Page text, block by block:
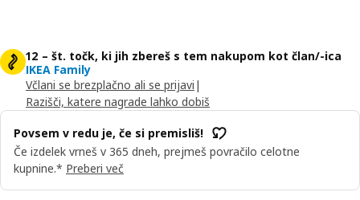
12 – št. točk, ki jih zbereš s tem nakupom kot član/-ica
IKEA Family
Včlani se brezplačno ali se prijavi |
Razišči, katere nagrade lahko dobiš
Povsem v redu je, če si premisliš!
Če izdelek vrneš v 365 dneh, prejmeš povračilo celotne
kupnine.* Preberi več